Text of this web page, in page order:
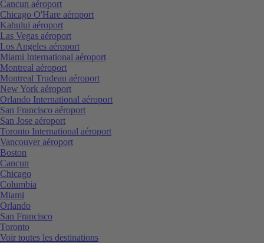
Cancun aéroport
Chicago O'Hare aéroport
Kahului aéroport
Las Vegas aéroport
Los Angeles aéroport
Miami International aéroport
Montreal aéroport
Montreal Trudeau aéroport
New York aéroport
Orlando International aéroport
San Francisco aéroport
San Jose aéroport
Toronto International aéroport
Vancouver aéroport
Boston
Cancun
Chicago
Columbia
Miami
Orlando
San Francisco
Toronto
Voir toutes les destinations